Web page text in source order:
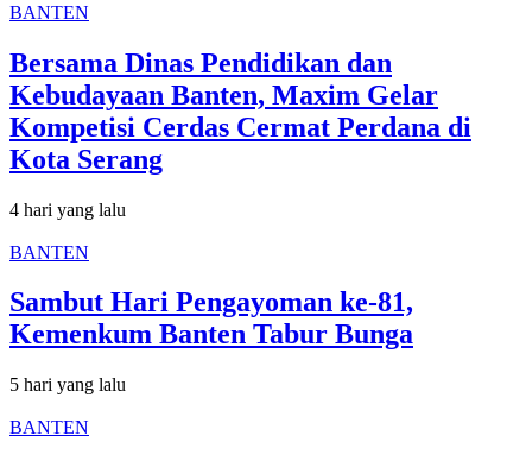
BANTEN
Bersama Dinas Pendidikan dan
Kebudayaan Banten, Maxim Gelar
Kompetisi Cerdas Cermat Perdana di
Kota Serang
4 hari yang lalu
BANTEN
Sambut Hari Pengayoman ke-81,
Kemenkum Banten Tabur Bunga
5 hari yang lalu
BANTEN